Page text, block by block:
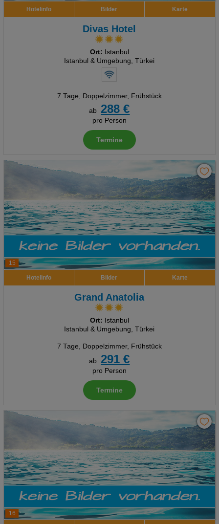
Hotelinfo Bilder Karte
Divas Hotel
Ort: Istanbul
Istanbul & Umgebung, Türkei
7 Tage, Doppelzimmer, Frühstück
ab
288 €
pro Person
Termine
15
Hotelinfo Bilder Karte
Grand Anatolia
Ort: Istanbul
Istanbul & Umgebung, Türkei
7 Tage, Doppelzimmer, Frühstück
ab
291 €
pro Person
Termine
16